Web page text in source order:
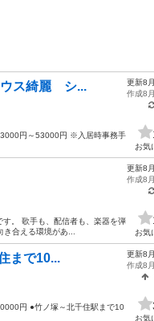
ウス綺麗 シ...
円～53000円 ※入居時事務手
更新8
作成8
お気
す。 歌手も、配信者も、楽器を弾
合える環境があ...
更新8
作成8
お気
まで10...
円 ●竹ノ塚～北千住駅まで10
更新8
作成8
お気